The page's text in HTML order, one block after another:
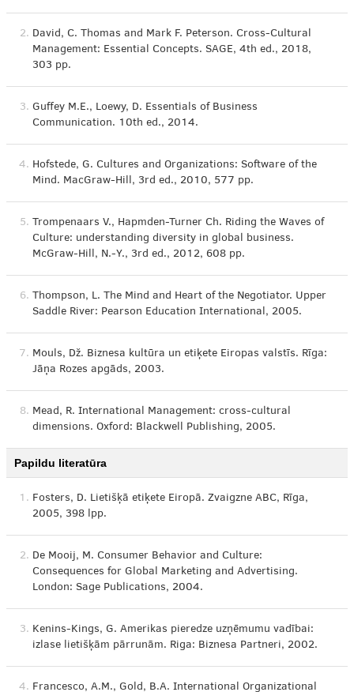
2. David, C. Thomas and Mark F. Peterson. Cross-Cultural
Management: Essential Concepts. SAGE, 4th ed., 2018,
303 pp.
3. Guffey M.E., Loewy, D. Essentials of Business
Communication. 10th ed., 2014.
4. Hofstede, G. Cultures and Organizations: Software of the
Mind. MacGraw-Hill, 3rd ed., 2010, 577 pp.
5. Trompenaars V., Hapmden-Turner Ch. Riding the Waves of
Culture: understanding diversity in global business.
McGraw-Hill, N.-Y., 3rd ed., 2012, 608 pp.
6. Thompson, L. The Mind and Heart of the Negotiator. Upper
Saddle River: Pearson Education International, 2005.
7. Mouls, Dž. Biznesa kultūra un etiķete Eiropas valstīs. Rīga:
Jāņa Rozes apgāds, 2003.
8. Mead, R. International Management: cross-cultural
dimensions. Oxford: Blackwell Publishing, 2005.
Papildu literatūra
1. Fosters, D. Lietišķā etiķete Eiropā. Zvaigzne ABC, Rīga,
2005, 398 lpp.
2. De Mooij, M. Consumer Behavior and Culture:
Consequences for Global Marketing and Advertising.
London: Sage Publications, 2004.
3. Kenins-Kings, G. Amerikas pieredze uzņēmumu vadībai:
izlase lietišķām pārrunām. Riga: Biznesa Partneri, 2002.
4. Francesco, A.M., Gold, B.A. International Organizational